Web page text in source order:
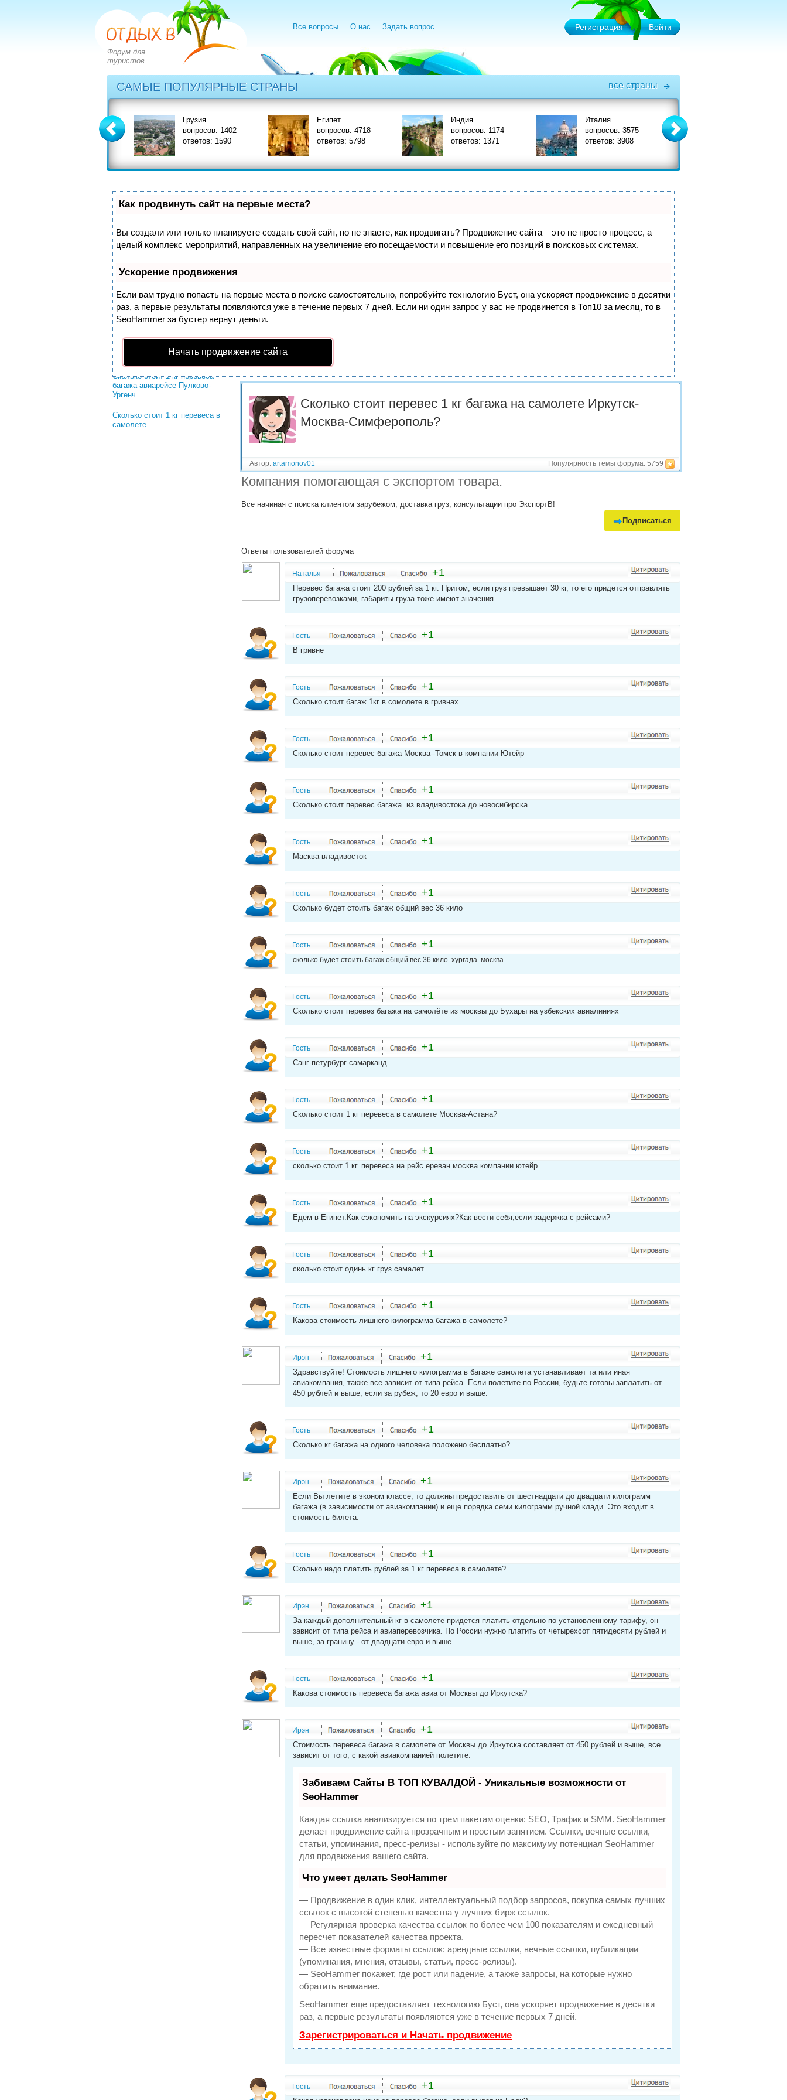
Форум для
туристов
Все вопросы О нас Задать вопрос Регистрация Войти
САМЫЕ ПОПУЛЯРНЫЕ СТРАНЫ все страны
вопросов: 2828
Грузия
вопросов: 1402
ответов: 1590
Египет
вопросов: 4718
ответов: 5798
Индия
вопросов: 1174
ответов: 1371
Италия
вопросов: 3575
ответов: 3908
Решенные вопросы!
Сколько стоит 1 кг.перевес в
узбекистан
Стоимость 1 кг перевеса багажа
в самолете
Сколько стоит перевес багажа
за 1 кг в узбекистан
Сколько стоит 1 кг перевеса
багажа авиарейсе Пулково-
Ургенч
Сколько стоит 1 кг перевеса в
самолете
Как продвинуть сайт на первые места?
Вы создали или только планируете создать свой сайт, но не знаете, как продвигать? Продвижение сайта – это не просто процесс, а
целый комплекс мероприятий, направленных на увеличение его посещаемости и повышение его позиций в поисковых системах.
Ускорение продвижения
Если вам трудно попасть на первые места в поиске самостоятельно, попробуйте технологию Буст, она ускоряет продвижение в десятки
раз, а первые результаты появляются уже в течение первых 7 дней. Если ни один запрос у вас не продвинется в Топ10 за месяц, то в
SeoHammer за бустер вернут деньги.
Начать продвижение сайта
Сколько стоит перевес 1 кг багажа на самолете Иркутск-
Москва-Симферополь?
Автор: artamonov01 Популярность темы форума: 5759
Компания помогающая с экспортом товара.
Все начиная с поиска клиентом зарубежом, доставка груз, консультации про ЭкспортВ!
Подписаться
Ответы пользователей форума
Наталья +1
Перевес багажа стоит 200 рублей за 1 кг. Притом, если груз превышает 30 кг, то его придется отправлять
грузоперевозками, габариты груза тоже имеют значения.
Гость +1
В гривне
Гость +1
Сколько стоит багаж 1кг в сомолете в гривнах
Гость +1
Сколько стоит перевес багажа Москва--Томск в компании Ютейр
Гость +1
Сколько стоит перевес багажа из владивостока до новосибирска
Гость +1
Масква-владивосток
Гость +1
Сколько будет стоить багаж общий вес 36 кило
Гость +1
сколько будет стоить багаж общий вес 36 кило хургада москва
Гость +1
Сколько стоит перевез багажа на самолёте из москвы до Бухары на узбекских авиалиниях
Гость +1
Санг-петурбург-самарканд
Гость +1
Сколько стоит 1 кг перевеса в самолете Москва-Астана?
Гость +1
сколько стоит 1 кг. перевеса на рейс ереван москва компании ютейр
Гость +1
Едем в Египет.Как сэкономить на экскурсиях?Как вести себя,если задержка с рейсами?
Гость +1
сколько стоит одинь кг груз самалет
Гость +1
Какова стоимость лишнего килограмма багажа в самолете?
Ирэн +1
Здравствуйте! Стоимость лишнего килограмма в багаже самолета устанавливает та или иная
авиакомпания, также все зависит от типа рейса. Если полетите по России, будьте готовы заплатить от
450 рублей и выше, если за рубеж, то 20 евро и выше.
Гость +1
Сколько кг багажа на одного человека положено бесплатно?
Ирэн +1
Если Вы летите в эконом классе, то должны предоставить от шестнадцати до двадцати килограмм
багажа (в зависимости от авиакомпании) и еще порядка семи килограмм ручной клади. Это входит в
стоимость билета.
Гость +1
Сколько надо платить рублей за 1 кг перевеса в самолете?
Ирэн +1
За каждый дополнительный кг в самолете придется платить отдельно по установленному тарифу, он
зависит от типа рейса и авиаперевозчика. По России нужно платить от четырехсот пятидесяти рублей и
выше, за границу - от двадцати евро и выше.
Гость +1
Какова стоимость перевеса багажа авиа от Москвы до Иркутска?
Ирэн +1
Стоимость перевеса багажа в самолете от Москвы до Иркутска составляет от 450 рублей и выше, все
зависит от того, с какой авиакомпанией полетите.
Забиваем Сайты В ТОП КУВАЛДОЙ - Уникальные возможности от
SeoHammer
Каждая ссылка анализируется по трем пакетам оценки: SEO, Трафик и SMM. SeoHammer
делает продвижение сайта прозрачным и простым занятием. Ссылки, вечные ссылки,
статьи, упоминания, пресс-релизы - используйте по максимуму потенциал SeoHammer
для продвижения вашего сайта.
Что умеет делать SeoHammer
— Продвижение в один клик, интеллектуальный подбор запросов, покупка самых лучших
ссылок с высокой степенью качества у лучших бирж ссылок.
— Регулярная проверка качества ссылок по более чем 100 показателям и ежедневный
пересчет показателей качества проекта.
— Все известные форматы ссылок: арендные ссылки, вечные ссылки, публикации
(упоминания, мнения, отзывы, статьи, пресс-релизы).
— SeoHammer покажет, где рост или падение, а также запросы, на которые нужно
обратить внимание.
SeoHammer еще предоставляет технологию Буст, она ускоряет продвижение в десятки
раз, а первые результаты появляются уже в течение первых 7 дней.
Зарегистрироваться и Начать продвижение
Гость +1